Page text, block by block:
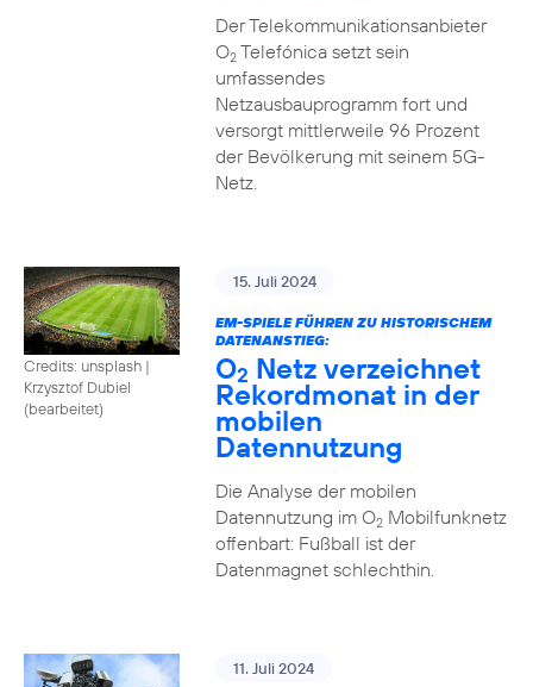
Der Telekommunikationsanbieter
O2Telefónica setzt sein
umfassendes
Netzausbauprogramm fort und
versorgt mittlerweile 96 Prozent
der Bevölkerung mit seinem 5G-
Netz.
Credits: unsplash |
Krzysztof Dubiel
(bearbeitet)
15. Juli 2024
EM-SPIELE FÜHREN ZU HISTORISCHEM
DATENANSTIEG:
O2 Netz verzeichnet
Rekordmonat in der
mobilen
Datennutzung
Die Analyse der mobilen
Datennutzung im O2Mobilfunknetz
offenbart: Fußball ist der
Datenmagnet schlechthin.
11. Juli 2024